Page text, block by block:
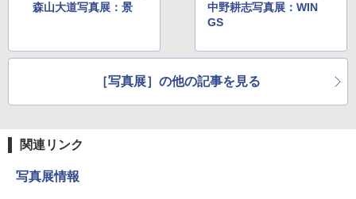
森山大道写真展：景
中野耕志写真展：WIN
GS
［写真展］の他の記事を見る
関連リンク
写真展情報